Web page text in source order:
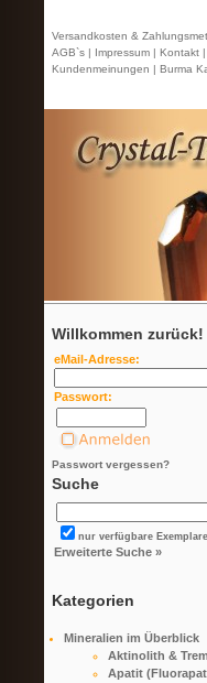
Versandkosten &
AGB`s | Impressum | Kontakt
Kundenmeinungen | Burma
Willkommen zurück!
eMail-Adresse:
Passwort:
Passwort vergessen?
Suche
nur verfügbare Exemplare
Erweiterte Suche »
Kategorien
Mineralien im Überblick
Aktinolith &
Apatit